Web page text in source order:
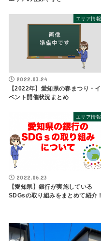
エリア情報
2022.03.24
【2022年】愛知県の春まつり・イ
ベント開催状況まとめ
エリア情報
2022.06.23
【愛知県】銀行が実施している
SDGsの取り組みをまとめて紹介！